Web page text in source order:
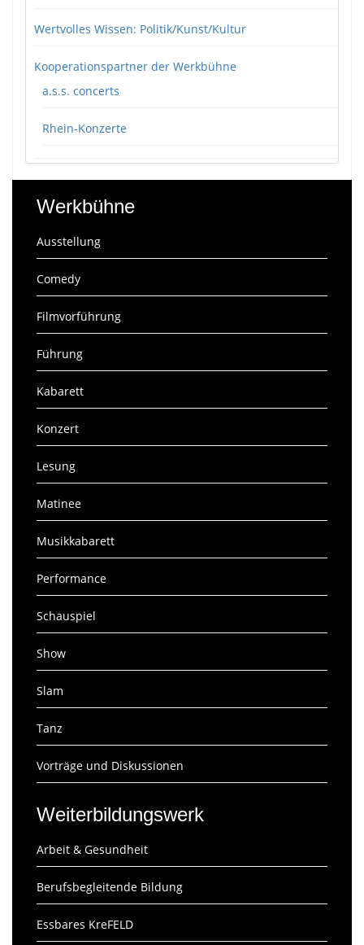
Wertvolles Wissen: Politik/Kunst/Kultur
Kooperationspartner der Werkbühne
a.s.s. concerts
Rhein-Konzerte
Werkbühne
Ausstellung
Comedy
Filmvorführung
Führung
Kabarett
Konzert
Lesung
Matinee
Musikkabarett
Performance
Schauspiel
Show
Slam
Tanz
Vorträge und Diskussionen
Weiterbildungswerk
Arbeit & Gesundheit
Berufsbegleitende Bildung
Essbares KreFELD